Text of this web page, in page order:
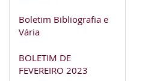
Boletim Bibliografia e
Vária
BOLETIM DE
FEVEREIRO 2023